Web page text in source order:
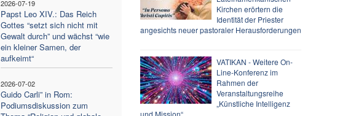
2026-07-19
Papst Leo XIV.: Das Reich
Gottes “setzt sich nicht mit
Gewalt durch” und wächst “wie
ein kleiner Samen, der
aufkeimt“
2026-07-02
Guido Carli” in Rom:
Podiumsdiskussion zum
Kirchen erörtern die
Identität der Priester
angesichts neuer pastoraler Herausforderungen
VATIKAN - Weitere On-
Line-Konferenz im
Rahmen der
Veranstaltungsreihe
„Künstliche Intelligenz
und Mission“